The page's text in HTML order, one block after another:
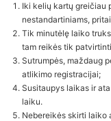
Iki kelių kartų greičiau
nestandartiniams,
Tik minutėlę laiko
tam reikės tik
Sutrumpės, maždaug
atlikimo registracijai;
Susitaupys laikas ir
laiku.
Nebereikės skirti laiko